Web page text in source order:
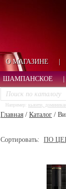
О МАГАЗИНЕ |
ШАМПАНСКОЕ
Например: кьянти,
Главная / Каталог /
Сортировать: ПО